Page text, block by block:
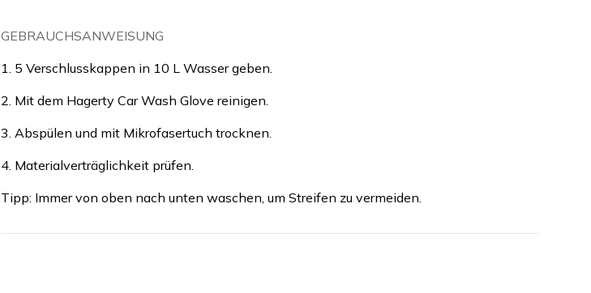
GEBRAUCHSANWEISUNG
1. 5 Verschlusskappen in 10 L Wasser geben.
2. Mit dem Hagerty Car Wash Glove reinigen.
3. Abspülen und mit Mikrofasertuch trocknen.
4. Materialverträglichkeit prüfen.
Tipp: Immer von oben nach unten waschen, um Streifen zu vermeiden.